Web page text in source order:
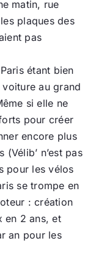
matin, rue
plaques des
pas
étant bien
au grand
si elle ne
pour créer
encore plus
n’est pas
pour les vélos
se trompe en
: création
en 2 ans, et
an pour les